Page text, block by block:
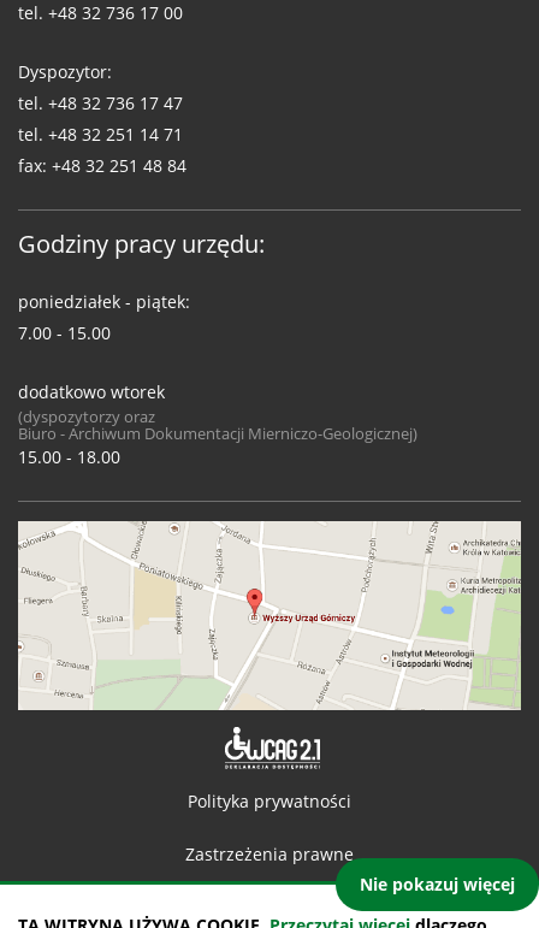
Nie pokazuj więcej
tel. +48 32 736 17 00
Dyspozytor:
tel. +48 32 736 17 47
tel. +48 32 251 14 71
fax: +48 32 251 48 84
Godziny pracy urzędu:
poniedziałek - piątek:
7.00 - 15.00
dodatkowo wtorek
(dyspozytorzy oraz
Biuro - Archiwum Dokumentacji Mierniczo-Geologicznej)
15.00 - 18.00
Polityka prywatności
Zastrzeżenia prawne